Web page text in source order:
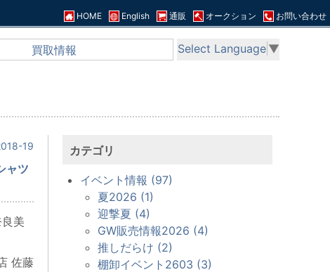
HOME English 通販 オークション お問い合わせ
買取情報 Select Language ▼
19
ャツ
美
佐藤
カテゴリ
イベント情報 (97)
夏2026 (1)
迎撃夏 (4)
GW販売情報2026 (4)
推しだらけ (2)
棚卸イベント2603 (3)